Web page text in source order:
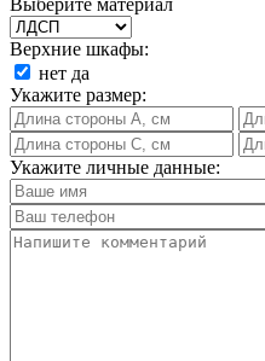
Верхние шкафы:
нет да
Укажите размер:
Укажите личные данные: